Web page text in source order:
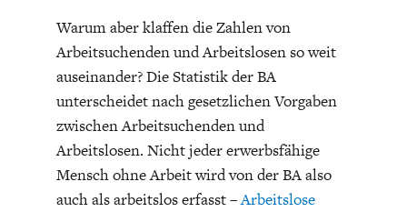
Warum aber klaffen die Zahlen von
Arbeitsuchenden und Arbeitslosen so weit
auseinander? Die Statistik der BA
unterscheidet nach gesetzlichen Vorgaben
zwischen Arbeitsuchenden und
Arbeitslosen. Nicht jeder erwerbsfähige
Mensch ohne Arbeit wird von der BA also
auch als arbeitslos erfasst –Arbeitslose